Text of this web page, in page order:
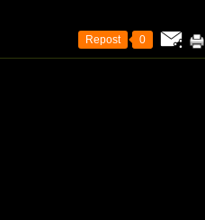
Repost 0